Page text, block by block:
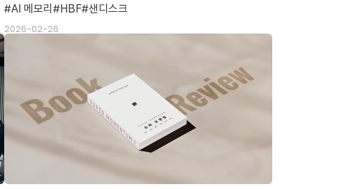
2026-02-26
AI 메모리 HBF 샌디스크